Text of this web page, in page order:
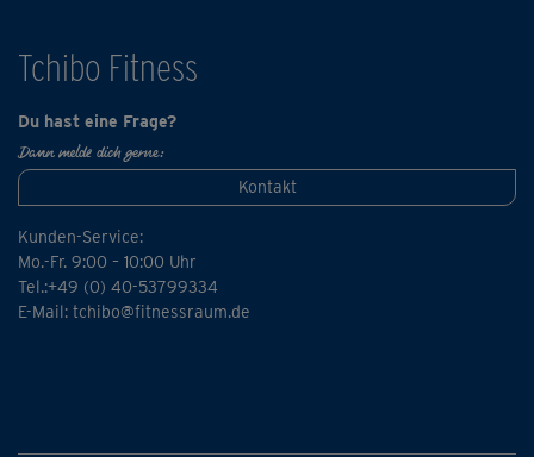
Tchibo Fitness
Du hast eine Frage?
Dann melde dich gerne:
Kontakt
Kunden-Service:
Mo.-Fr. 9:00 – 10:00 Uhr
Tel.:+49 (0) 40-53799334
E-Mail: tchibo@fitnessraum.de